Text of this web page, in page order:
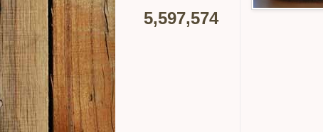
5,597,574